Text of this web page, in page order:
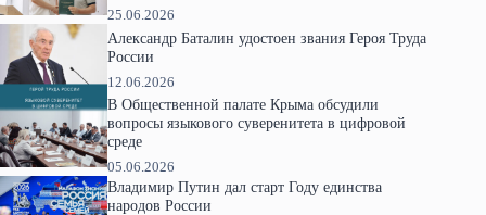
25.06.2026
Александр Баталин удостоен звания Героя Труда
России
12.06.2026
В Общественной палате Крыма обсудили
вопросы языкового суверенитета в цифровой
среде
05.06.2026
Владимир Путин дал старт Году единства
народов России